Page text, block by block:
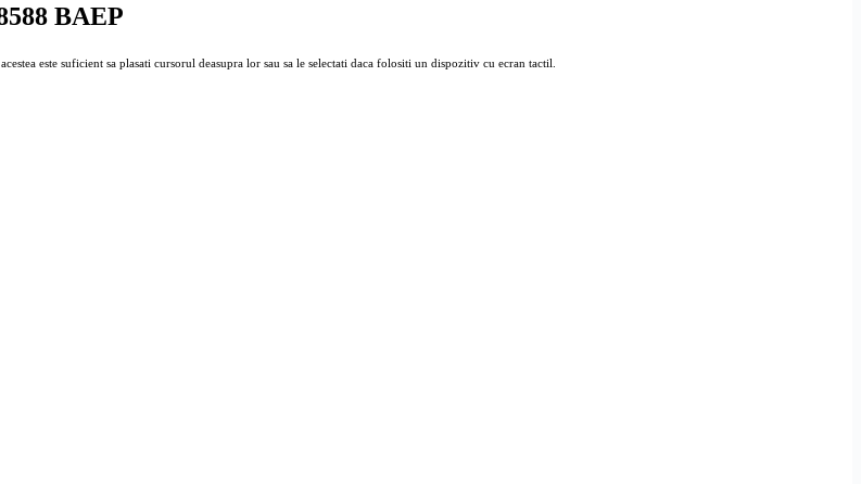
BAEP
este suficient sa plasati cursorul deasupra lor sau sa le selectati daca folositi un dispozitiv cu ecran tactil.